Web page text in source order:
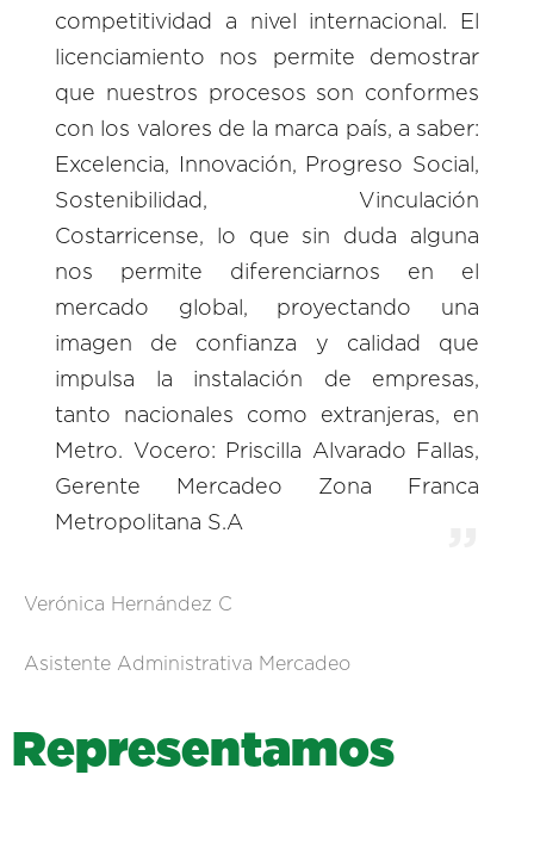
competitividad a nivel internacional. El
licenciamiento nos permite demostrar
que nuestros procesos son conformes
con los valores de la marca país, a saber:
Excelencia, Innovación, Progreso Social,
Sostenibilidad, Vinculación
Costarricense, lo que sin duda alguna
nos permite diferenciarnos en el
mercado global, proyectando una
imagen de confianza y calidad que
impulsa la instalación de empresas,
tanto nacionales como extranjeras, en
Metro. Vocero: Priscilla Alvarado Fallas,
Gerente Mercadeo Zona Franca
Metropolitana S.A
Verónica Hernández C
Asistente Administrativa Mercadeo
Representamos